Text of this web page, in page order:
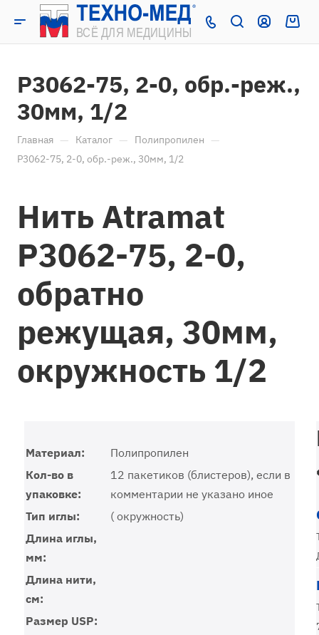
P3062-75, 2-0, обр.-реж.,
30мм, 1/2
Главная — Каталог — Полипропилен —
P3062-75, 2-0, обр.-реж., 30мм, 1/2
Нить Atramat
P3062-75, 2-0,
обратно
режущая, 30мм,
окружность 1/2
Материал:
Полипропилен
Кол-во в
упаковке:
12 пакетиков (блистеров), если в
комментарии не указано иное
Тип иглы:
( окружность)
Длина иглы,
мм:
Длина нити,
см:
Размер USP: